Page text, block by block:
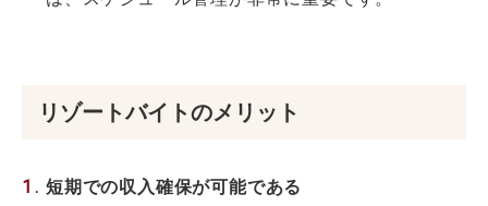
リゾートバイトのメリット
短期での収入確保が可能である